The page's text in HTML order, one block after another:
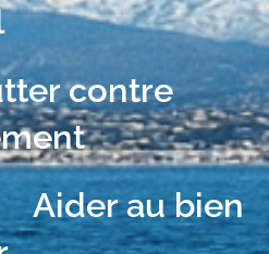
contre
au bien